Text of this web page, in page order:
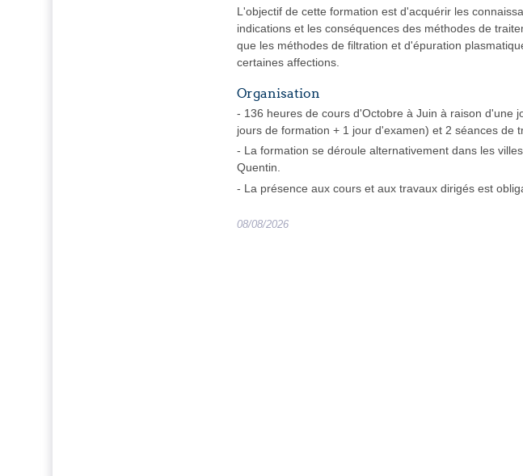
L'objectif de cette formation est d'acquérir les
indications et les conséquences des méthodes de
que les méthodes de filtration et d'épuration
certaines affections.
Organisation
- 136 heures de cours d'Octobre à Juin à raison d'une
jours de formation + 1 jour d'examen) et 2 séances de
- La formation se déroule alternativement dans les
Quentin.
- La présence aux cours et aux travaux dirigés est
08/08/2026